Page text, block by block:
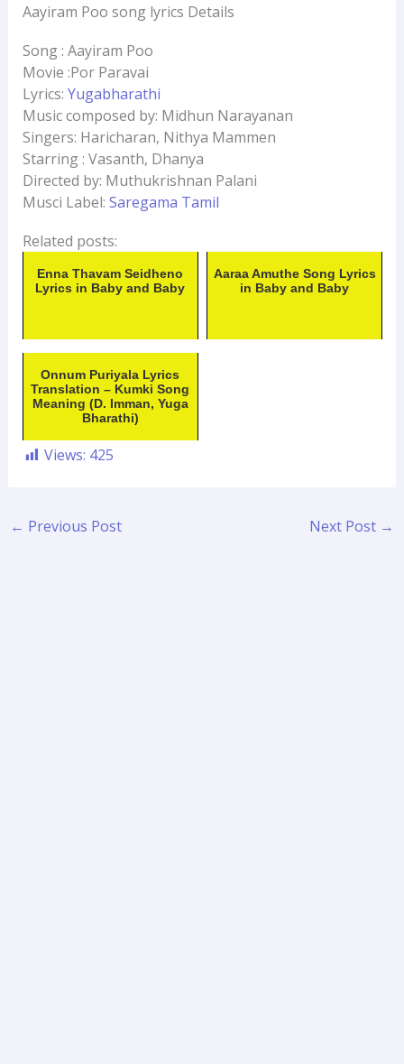
Aayiram Poo song lyrics Details
Song : Aayiram Poo
Movie :Por Paravai
Lyrics: Yugabharathi
Music composed by: Midhun Narayanan
Singers: Haricharan, Nithya Mammen
Starring : Vasanth, Dhanya
Directed by: Muthukrishnan Palani
Musci Label: Saregama Tamil
Related posts:
Enna Thavam Seidheno
Lyrics in Baby and Baby
Aaraa Amuthe Song Lyrics
in Baby and Baby
Onnum Puriyala Lyrics
Translation – Kumki Song
Meaning (D. Imman, Yuga
Bharathi)
Views: 425
← Previous Post Next Post →